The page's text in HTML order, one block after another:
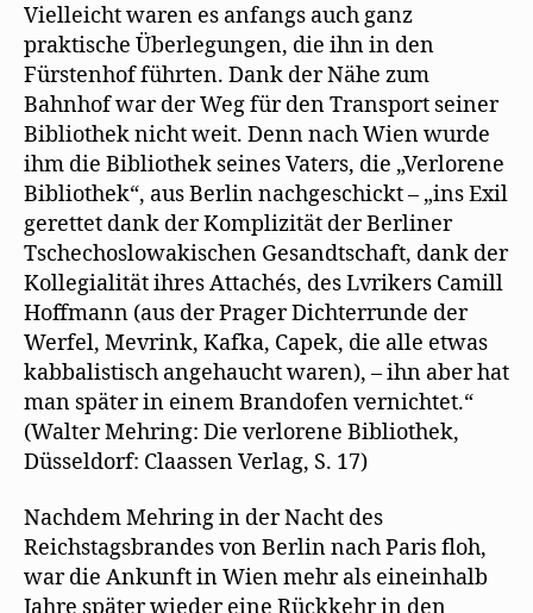
Vielleicht waren es anfangs auch ganz
praktische Überlegungen, die ihn in den
Fürstenhof führten. Dank der Nähe zum
Bahnhof war der Weg für den Transport seiner
Bibliothek nicht weit. Denn nach Wien wurde
ihm die Bibliothek seines Vaters, die „Verlorene
Bibliothek“, aus Berlin nachgeschickt – „ins Exil
gerettet dank der Komplizität der Berliner
Tschechoslowakischen Gesandtschaft, dank der
Kollegialität ihres Attachés, des Lvrikers Camill
Hoffmann (aus der Prager Dichterrunde der
Werfel, Mevrink, Kafka, Capek, die alle etwas
kabbalistisch angehaucht waren), – ihn aber hat
man später in einem Brandofen vernichtet.“
(Walter Mehring: Die verlorene Bibliothek,
Düsseldorf: Claassen Verlag, S. 17)
Nachdem Mehring in der Nacht des
Reichstagsbrandes von Berlin nach Paris floh,
war die Ankunft in Wien mehr als eineinhalb